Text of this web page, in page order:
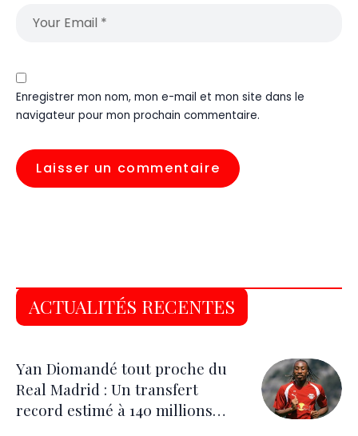
Enregistrer mon nom, mon e-mail et mon site dans le
navigateur pour mon prochain commentaire.
ACTUALITÉS RECENTES
Yan Diomandé tout proche du
Real Madrid : Un transfert
record estimé à 140 millions